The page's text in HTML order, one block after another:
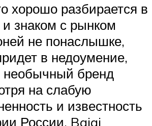
хорошо разбирается в
знаком с рынком
не понаслышке,
в недоумение,
необычный бренд
на слабую
и известность
России, Bajaj